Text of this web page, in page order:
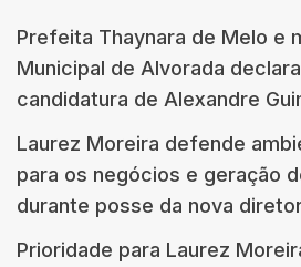
Prefeita Thaynara de Melo e
Municipal de Alvorada
candidatura de Alexandre
Laurez Moreira defende
para os negócios e geração
durante posse da nova
Prioridade para Laurez